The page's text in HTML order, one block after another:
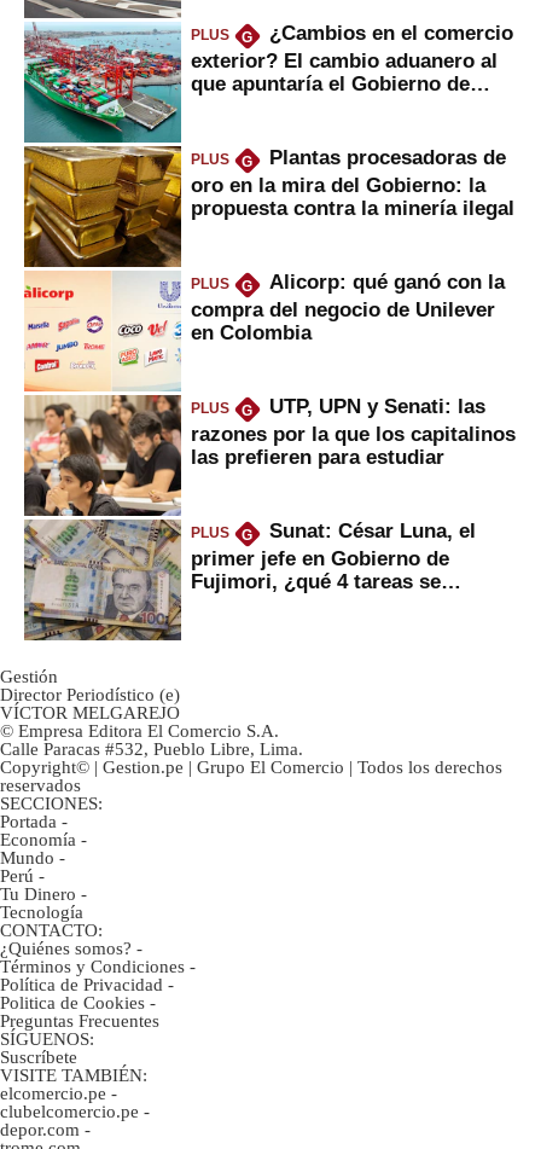
PLUS G
¿Cambios en el comercio
exterior? El cambio aduanero al
que apuntaría el Gobierno de
PLUS G
Plantas procesadoras de
oro en la mira del Gobierno: la
propuesta contra la minería ilegal
PLUS G
Alicorp: qué ganó con la
compra del negocio de Unilever
en Colombia
PLUS G
UTP, UPN y Senati: las
razones por la que los capitalinos
las prefieren para estudiar
PLUS G
Sunat: César Luna, el
primer jefe en Gobierno de
Fujimori, ¿qué 4 tareas se
Gestión
Director Periodístico (e)
VÍCTOR MELGAREJO
© Empresa Editora El Comercio S.A.
Calle Paracas #532, Pueblo Libre, Lima.
Copyright© | Gestion.pe | Grupo El Comercio | Todos los derechos
reservados
SECCIONES:
Portada -
Economía -
Mundo -
Perú -
Tu Dinero -
Tecnología
CONTACTO:
¿Quiénes somos? -
Términos y Condiciones -
Política de Privacidad -
Politica de Cookies -
Preguntas Frecuentes
SÍGUENOS:
Suscríbete
VISITE TAMBIÉN:
elcomercio.pe -
clubelcomercio.pe -
depor.com -